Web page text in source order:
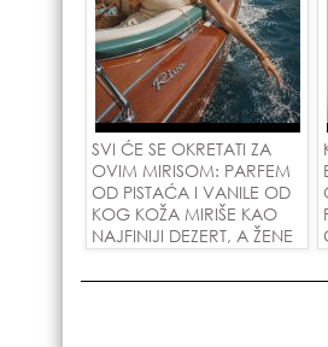
SVI ĆE SE OKRETATI ZA
OVIM MIRISOM: PARFEM
OD PISTAĆA I VANILE OD
KOG KOŽA MIRIŠE KAO
NAJFINIJI DEZERT, A ŽENE
ZAMENOM OD 1.800